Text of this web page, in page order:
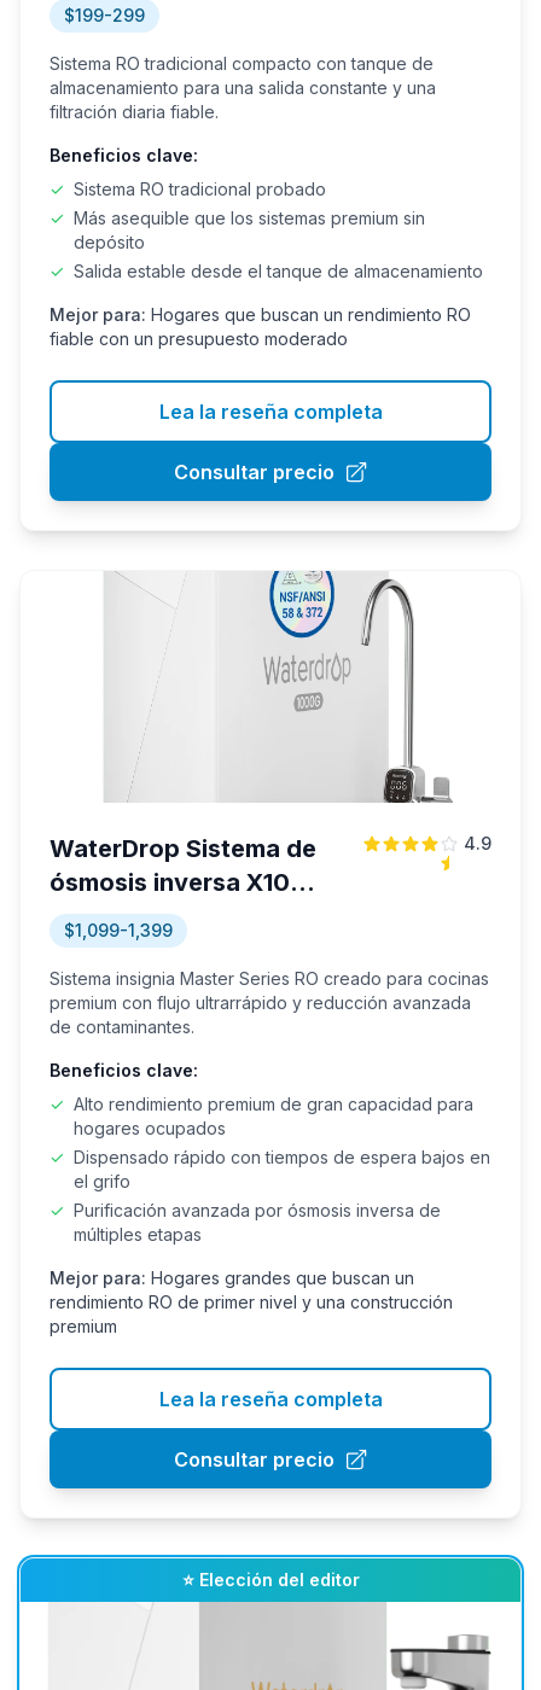
$199-299
Sistema RO tradicional compacto con tanque de
almacenamiento para una salida constante y una
filtración diaria fiable.
Beneficios clave:
✓ Sistema RO tradicional probado
✓ Más asequible que los sistemas premium sin
depósito
✓ Salida estable desde el tanque de almacenamiento
Mejor para: Hogares que buscan un rendimiento RO
fiable con un presupuesto moderado
Lea la reseña completa
Consultar precio
WaterDrop Sistema de
ósmosis inversa X10
Master Series
4.9
$1,099-1,399
Sistema insignia Master Series RO creado para cocinas
premium con flujo ultrarrápido y reducción avanzada
de contaminantes.
Beneficios clave:
✓ Alto rendimiento premium de gran capacidad para
hogares ocupados
✓ Dispensado rápido con tiempos de espera bajos en
el grifo
✓ Purificación avanzada por ósmosis inversa de
múltiples etapas
Mejor para: Hogares grandes que buscan un
rendimiento RO de primer nivel y una construcción
premium
Lea la reseña completa
Consultar precio
⭐ Elección del editor